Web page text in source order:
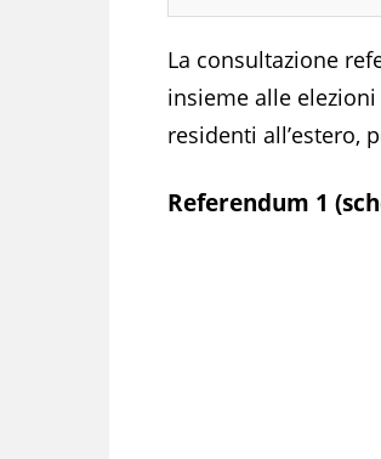
La consultazione
insieme alle
residenti all’estero,
Referendum 1